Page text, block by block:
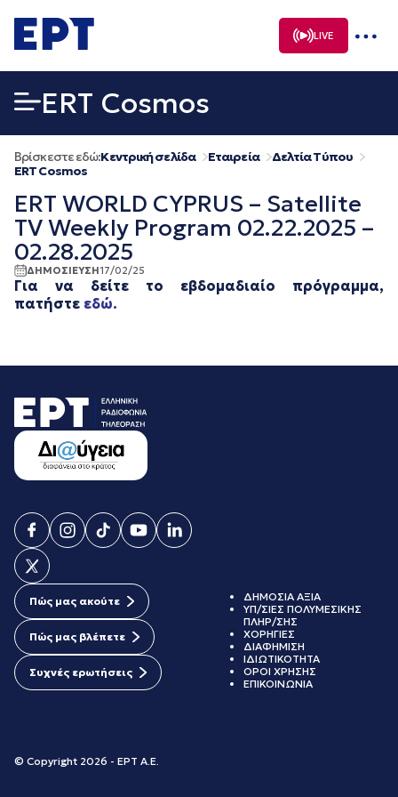
σε
περιεχόμενο
LIVE
ERT Cosmos
Βρίσκεστε εδώ:Κεντρική σελίδα Εταιρεία
Δελτία Τύπου
ERT Cosmos
ERT WORLD CYPRUS – Satellite
TV Weekly Program 02.22.2025 –
02.28.2025
ΔΗΜΟΣΙΕΥΣΗ17/02/25
Για να δείτε το εβδομαδιαίο πρόγραμμα,
πατήστε εδώ.
Πώς μας ακούτε
Πώς μας βλέπετε
Συχνές ερωτήσεις
© Copyright 2026 - ΕΡΤ Α.Ε.
ΔΗΜΟΣΙΑ ΑΞΙΑ
ΥΠ/ΣΙΕΣ ΠΟΛΥΜΕΣΙΚΗΣ
ΠΛΗΡ/ΣΗΣ
ΧΟΡΗΓΙΕΣ
ΔΙΑΦΗΜΙΣΗ
ΙΔΙΩΤΙΚΟΤΗΤΑ
ΟΡΟΙ ΧΡΗΣΗΣ
ΕΠΙΚΟΙΝΩΝΙΑ